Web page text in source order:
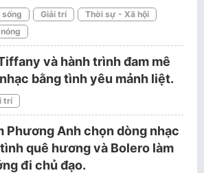
Giải trí
Thời sự - Xã hội
và hành trình đam mê
bằng tình yêu mảnh liệt.
trí
Phương Anh chọn dòng nhạc
quê hương và Bolero làm
đi chủ đạo.